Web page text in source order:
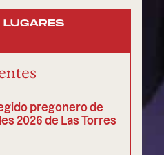
LUGARES
pregonero de
2026 de Las Torres